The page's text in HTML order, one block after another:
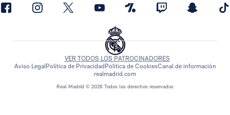
Real Madrid © 2026 Todos los derechos reservados
VER TODOS LOS PATROCINADORES
Aviso LegalPolítica de Privacidad Política de CookiesCanal de información
realmadrid.com